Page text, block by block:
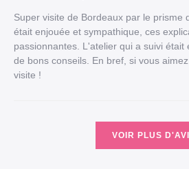
Super visite de Bordeaux par le prisme
était enjouée et sympathique, ces
passionnantes. L'atelier qui a suivi
de bons conseils. En bref, si vous
visite !
VOIR PLUS